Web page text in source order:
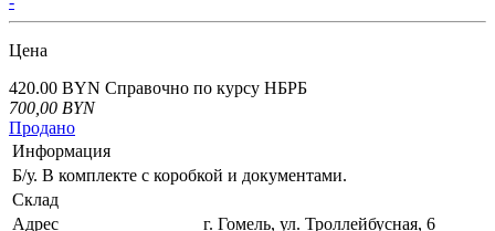
Цена
420.00 BYN Справочно по курсу НБРБ
700,00 BYN
Продано
Информация
Б/у. В комплекте с коробкой и документами.
Склад
Адрес
г. Гомель, ул. Троллейбусная, 6